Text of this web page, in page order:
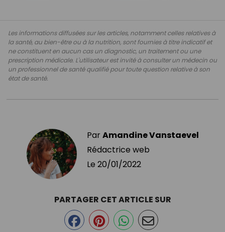
Les informations diffusées sur les articles, notamment celles relatives à
la santé, au bien-être ou à la nutrition, sont fournies à titre indicatif et
ne constituent en aucun cas un diagnostic, un traitement ou une
prescription médicale. L'utilisateur est invité à consulter un médecin ou
un professionnel de santé qualifié pour toute question relative à son
état de santé.
ParAmandine Vanstaevel
Rédactrice web
Le 20/01/2022
PARTAGER CET ARTICLE SUR